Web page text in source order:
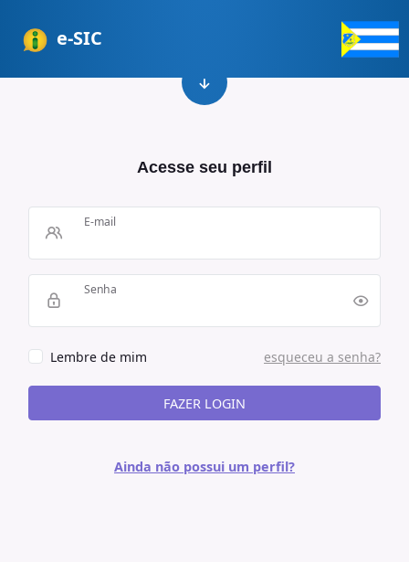
e-SIC
Acesse seu perfil
E-mail
Senha
esqueceu a senha?
Lembre de mim
FAZER LOGIN
Ainda não possui um perfil?